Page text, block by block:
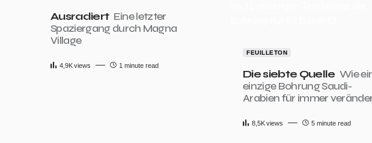
Ausradiert Eine letzter
Spaziergang durch Magna
Village
4,9Kviews 1 minute read
FEUILLETON
Die siebte Quelle Wie
einzige Bohrung Saudi-
Arabien für immer
8,5Kviews 5 minute read